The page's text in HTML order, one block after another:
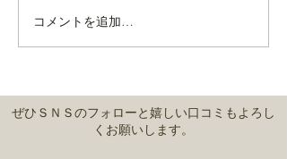
自慢の厳選地鶏焼き鳥を
ぜひご賞味あれー❗
コメントを追加…
ぜひＳＮＳのフォローと嬉しい口コミもよろし
くお願いします。